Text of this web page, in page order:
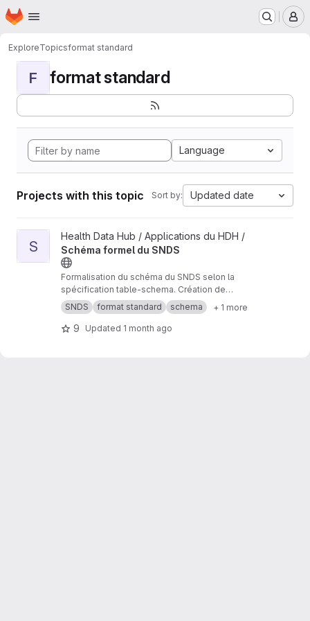
Skip to main content
Homepage
ExploreTopicsformat standard
F format standard
Language
Projects with this topic Sort by: Updated date
View Schéma formel du SNDS project
S
Health Data Hub / Applications du HDH /
Schéma formel du SNDS
Formalisation du schéma du SNDS selon la
spécification table-schema. Création de
produits dérivés.
SNDS format standard schema + 1 more
9 Updated 1 month ago